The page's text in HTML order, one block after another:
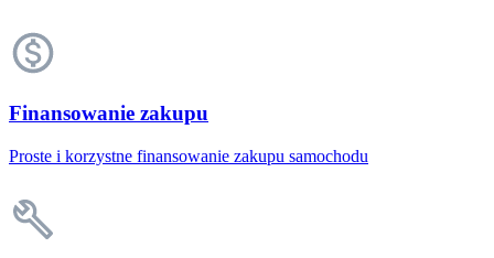
Finansowanie zakupu
Proste i korzystne finansowanie zakupu samochodu